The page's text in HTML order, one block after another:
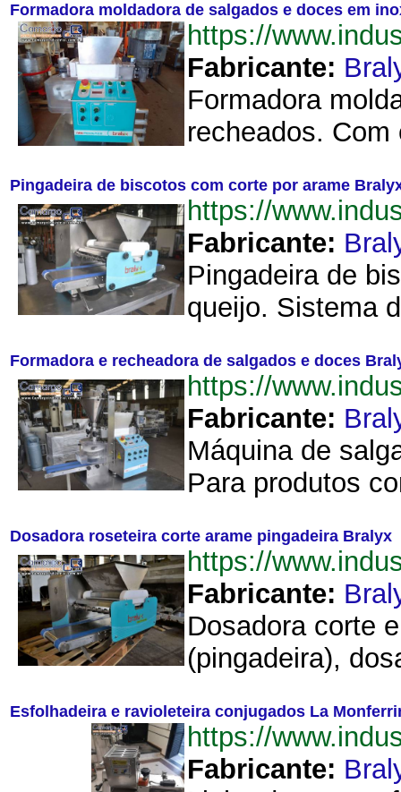
Formadora moldadora de salgados e doces em
https://
Fabricante:
Formadora
recheados.
Pingadeira de biscotos com corte por arame
https://
Fabricante:
Pingadeira de
queijo. Sistema
Formadora e recheadora de salgados e doces
https://
Fabricante:
Máquina de
Para produtos
Dosadora roseteira corte arame pingadeira Bralyx
https://
Fabricante:
Dosadora corte
(pingadeira),
Esfolhadeira e ravioleteira conjugados La
https://
Fabricante: